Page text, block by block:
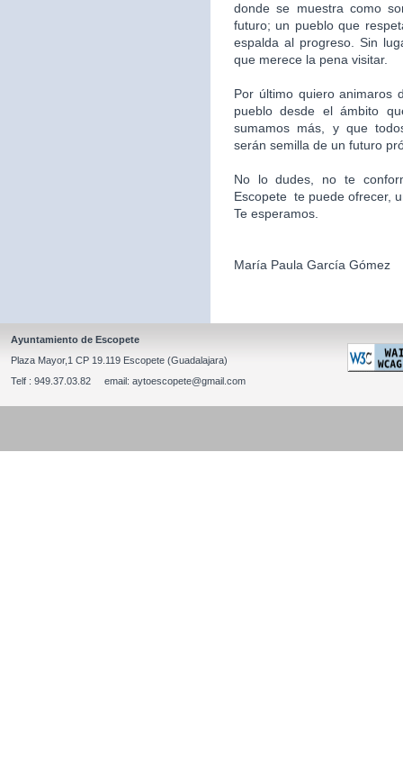
donde se muestra como
futuro; un pueblo que
espalda al progreso. Sin
que merece la pena visitar.
Por último quiero animaros
pueblo desde el ámbito
sumamos más, y que
serán semilla de un futuro
No lo dudes, no te
Escopete te puede ofrecer,
Te esperamos.
María Paula García Gómez
Ayuntamiento de Escopete
Plaza Mayor,1 CP 19.119 Escopete (Guadalajara)
Telf : 949.37.03.82 email: aytoescopete@gmail.com